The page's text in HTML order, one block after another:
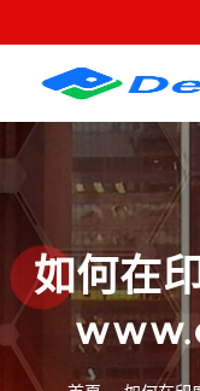
至
如何在